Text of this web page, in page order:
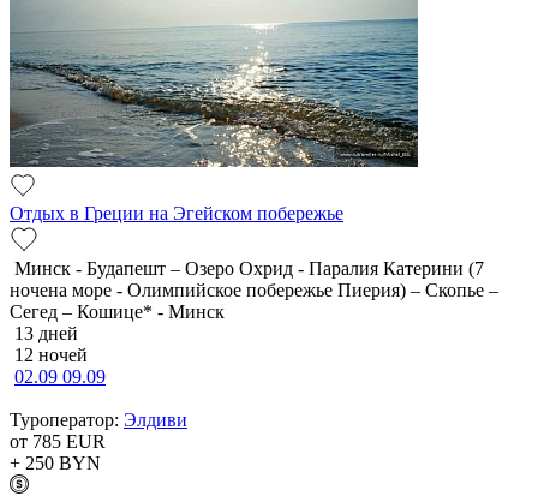
Отдых в Греции на Эгейском побережье
Минск - Будапешт – Озеро Охрид - Паралия Катерини (7
ночена море - Олимпийское побережье Пиерия) – Скопье –
Сегед – Кошице* - Минск
13 дней
12 ночей
02.09 09.09
Туроператор: Элдиви
от 785 EUR
+ 250 BYN